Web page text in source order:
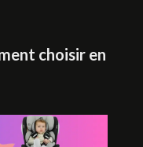
choisir en